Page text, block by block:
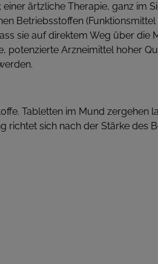
ärtzliche Therapie, ganz im
Betriebsstoffen
sie auf direktem Weg über die
Arzneimittel hoher
Tabletten im Mund zergehen
richtet sich nach der Stärke des